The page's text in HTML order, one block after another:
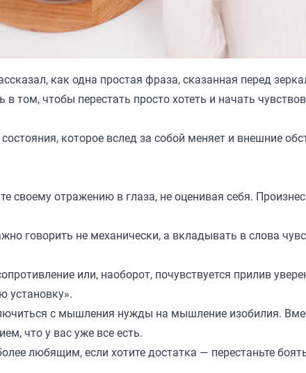
как одна простая фраза, сказанная перед
том, чтобы перестать просто хотеть и начать
которое вслед за собой меняет и внешние
своему отражению в глаза, не оценивая себя.
говорить не механически, а вкладывать в слова
или, наоборот, почувствуется прилив
установку».
с мышления нужды на мышление изобилия.
что у вас уже все есть.
любящим, если хотите достатка — перестаньте